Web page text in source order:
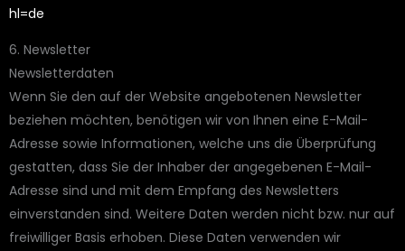
hl=de
6. Newsletter
Newsletter­daten
Wenn Sie den auf der Website angebotenen Newsletter
beziehen möchten, benötigen wir von Ihnen eine E-Mail-
Adresse sowie Informationen, welche uns die Überprüfung
gestatten, dass Sie der Inhaber der angegebenen E-Mail-
Adresse sind und mit dem Empfang des Newsletters
einverstanden sind. Weitere Daten werden nicht bzw. nur auf
freiwilliger Basis erhoben. Diese Daten verwenden wir